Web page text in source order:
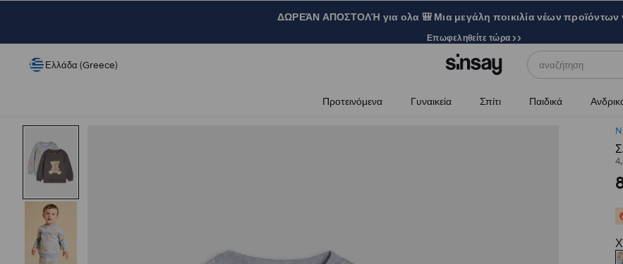
ΔΩΡΕΆΝ ΑΠΟΣΤΟΛΉ για ολα 🎒 Μια μεγάλη ποικιλία νέων προϊόντων
Επωφεληθείτε τώρα >>
Ελλάδα (Greece) αναζήτηση
Προτεινόμενα Γυναικεία Σπίτι Παιδικά